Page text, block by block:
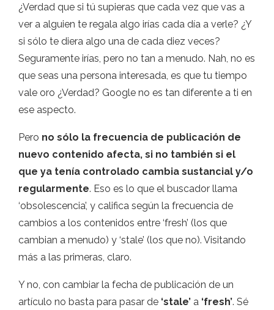
¿Verdad que si tú supieras que cada vez que vas a
ver a alguien te regala algo irías cada día a verle? ¿Y
si sólo te diera algo una de cada diez veces?
Seguramente irías, pero no tan a menudo. Nah, no es
que seas una persona interesada, es que tu tiempo
vale oro ¿Verdad? Google no es tan diferente a ti en
ese aspecto.
Pero no sólo la frecuencia de publicación de
nuevo contenido afecta, si no también si el
que ya tenía controlado cambia sustancial y/o
regularmente. Eso es lo que el buscador llama
‘obsolescencia’, y califica según la frecuencia de
cambios a los contenidos entre ‘fresh’ (los que
cambian a menudo) y ‘stale’ (los que no). Visitando
más a las primeras, claro.
Y no, con cambiar la fecha de publicación de un
artículo no basta para pasar de ‘stale’ a ‘fresh’. Sé